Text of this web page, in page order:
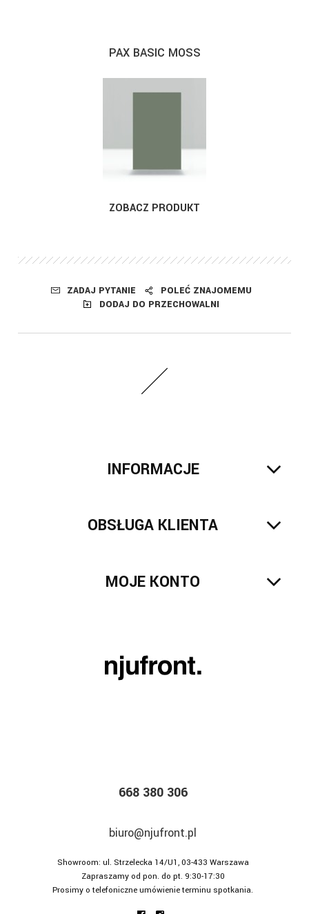
PAX BASIC MOSS
ZOBACZ PRODUKT
ZADAJ PYTANIE
POLEĆ ZNAJOMEMU
DODAJ DO PRZECHOWALNI
INFORMACJE
OBSŁUGA KLIENTA
MOJE KONTO
668 380 306
biuro@njufront.pl
Showroom: ul. Strzelecka 14/U1, 03-433 Warszawa
Zapraszamy od pon. do pt. 9:30-17:30
Prosimy o telefoniczne umówienie terminu spotkania.